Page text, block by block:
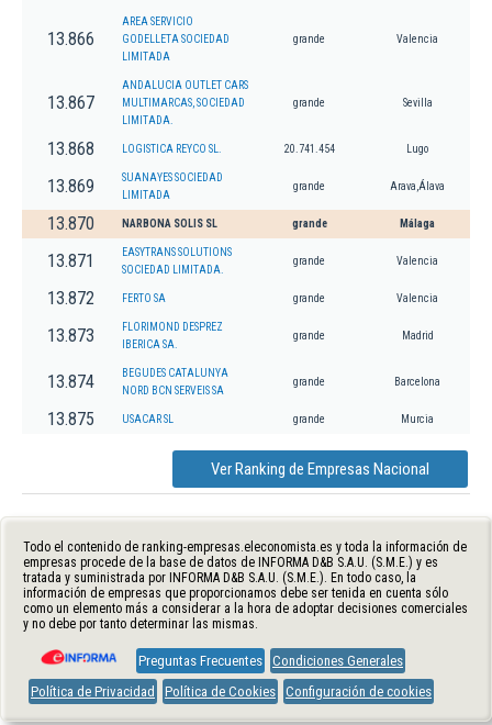
13.866
AREA SERVICIO
GODELLETA SOCIEDAD
LIMITADA
grande Valencia
13.867
ANDALUCIA OUTLET CARS
MULTIMARCAS, SOCIEDAD
LIMITADA.
grande Sevilla
13.868 LOGISTICA REYCO SL. 20.741.454 Lugo
13.869
SUANAYES SOCIEDAD
LIMITADA
grande Arava,Álava
13.870 NARBONA SOLIS SL grande Málaga
13.871
EASYTRANS SOLUTIONS
SOCIEDAD LIMITADA.
grande Valencia
13.872 FERTO SA grande Valencia
13.873
FLORIMOND DESPREZ
IBERICA SA.
grande Madrid
13.874
BEGUDES CATALUNYA
NORD BCN SERVEIS SA
grande Barcelona
13.875 USACAR SL grande Murcia
Ver Ranking de Empresas Nacional
Todo el contenido de ranking-empresas.eleconomista.es y toda la información de
empresas procede de la base de datos de INFORMA D&B S.A.U. (S.M.E.) y es
tratada y suministrada por INFORMA D&B S.A.U. (S.M.E.). En todo caso, la
información de empresas que proporcionamos debe ser tenida en cuenta sólo
como un elemento más a considerar a la hora de adoptar decisiones comerciales
y no debe por tanto determinar las mismas.
Preguntas Frecuentes Condiciones Generales
Política de Privacidad
Política de Cookies Configuración de cookies